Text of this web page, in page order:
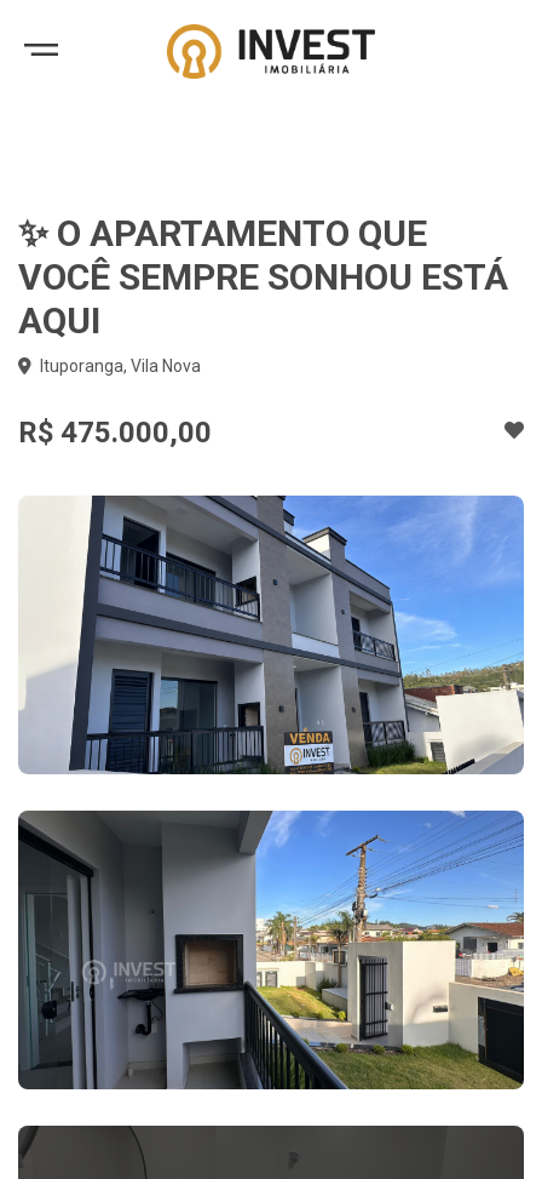
✨ O APARTAMENTO QUE
VOCÊ SEMPRE SONHOU ESTÁ
AQUI
Ituporanga, Vila Nova
R$ 475.000,00